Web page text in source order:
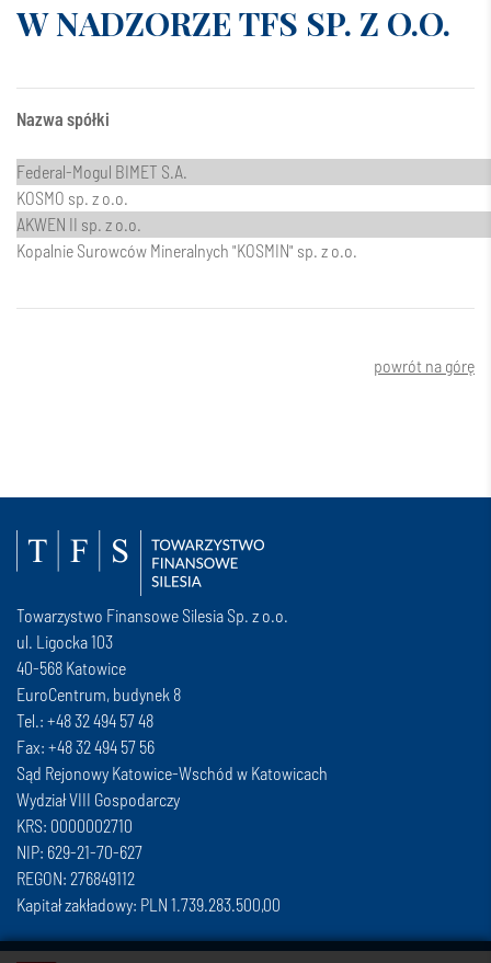
W NADZORZE TFS SP. Z O.O.
Nazwa spółki
Federal-Mogul BIMET S.A.
KOSMO sp. z o.o.
AKWEN II sp. z o.o.
Kopalnie Surowców Mineralnych "KOSMIN" sp. z o.o.
powrót na górę
Towarzystwo Finansowe Silesia Sp. z o.o.
ul. Ligocka 103
40-568 Katowice
EuroCentrum, budynek 8
Tel.: +48 32 494 57 48
Fax: +48 32 494 57 56
Sąd Rejonowy Katowice-Wschód w Katowicach
Wydział VIII Gospodarczy
KRS: 0000002710
NIP: 629-21-70-627
REGON: 276849112
Kapitał zakładowy: PLN 1.739.283.500,00